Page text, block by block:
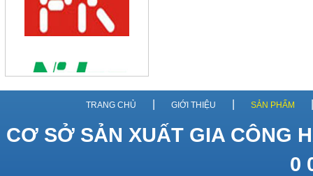
TRANG CHỦ GIỚI THIỆU SẢN PHẨM
CƠ SỞ SẢN XUẤT GIA CÔNG
0